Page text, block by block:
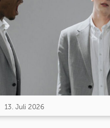
13. Juli 2026